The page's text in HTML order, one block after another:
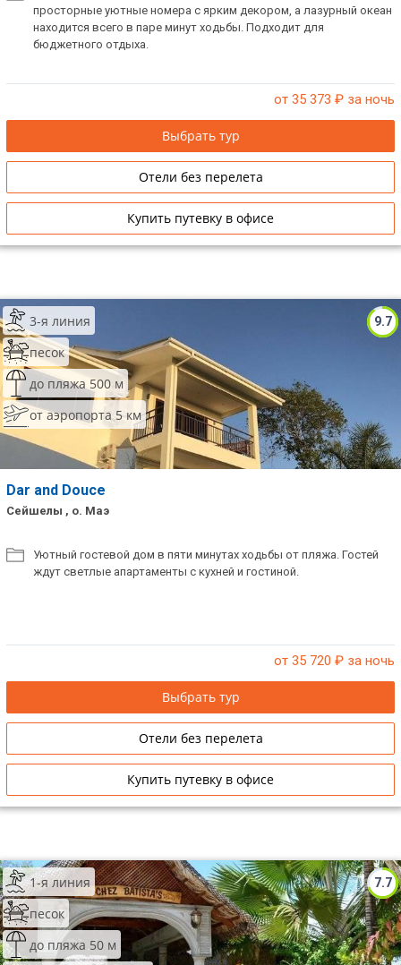
просторные уютные номера с ярким декором, а лазурный океан
находится всего в паре минут ходьбы. Подходит для
бюджетного отдыха.
от 35 373 ₽ за ночь
Выбрать тур
Отели без перелета
Купить путевку в офисе
9.7
3-я линия
песок
до пляжа 500 м
от аэропорта 5 км
Dar and Douce
Сейшелы , о. Маэ
Уютный гостевой дом в пяти минутах ходьбы от пляжа. Гостей
ждут светлые апартаменты с кухней и гостиной.
от 35 720 ₽ за ночь
Выбрать тур
Отели без перелета
Купить путевку в офисе
7.7
1-я линия
песок
до пляжа 50 м